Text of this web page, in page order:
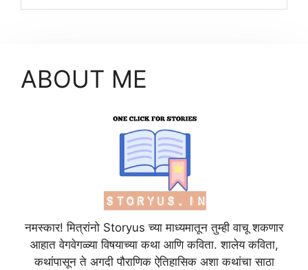
ABOUT ME
नमस्कार! मित्रांनो Storyus च्या माध्यमातून तुम्ही वाचू शकणार
आहात वेगवेगळ्या विषयाच्या कथा आणि कविता. शालेय कविता,
कथांपासून ते अगदी पौराणिक ऐतिहासिक अशा कथांचा साठा